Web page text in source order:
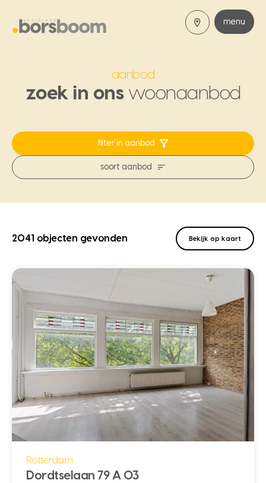
menu
aanbod
zoek in onswoonaanbod
filter in aanbod
soort aanbod
2041 objecten gevonden Bekijk op kaart
Rotterdam
Dordtselaan 79 A 03